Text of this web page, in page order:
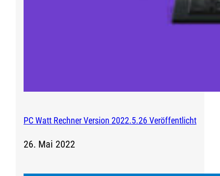
PC Watt Rechner Version 2022.5.26 Veröffentlicht
26. Mai 2022